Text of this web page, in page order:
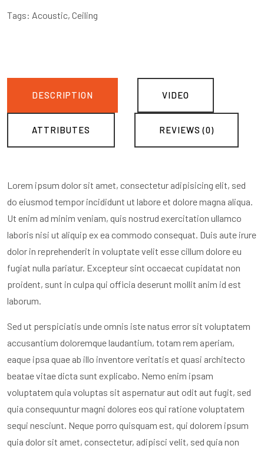
Tags: Acoustic, Ceiling
DESCRIPTION VIDEO
ATTRIBUTES REVIEWS (0)
Lorem ipsum dolor sit amet, consectetur adipisicing elit, sed
do eiusmod tempor incididunt ut labore et dolore magna aliqua.
Ut enim ad minim veniam, quis nostrud exercitation ullamco
laboris nisi ut aliquip ex ea commodo consequat. Duis aute irure
dolor in reprehenderit in voluptate velit esse cillum dolore eu
fugiat nulla pariatur. Excepteur sint occaecat cupidatat non
proident, sunt in culpa qui officia deserunt mollit anim id est
laborum.
Sed ut perspiciatis unde omnis iste natus error sit voluptatem
accusantium doloremque laudantium, totam rem aperiam,
eaque ipsa quae ab illo inventore veritatis et quasi architecto
beatae vitae dicta sunt explicabo. Nemo enim ipsam
voluptatem quia voluptas sit aspernatur aut odit aut fugit, sed
quia consequuntur magni dolores eos qui ratione voluptatem
sequi nesciunt. Neque porro quisquam est, qui dolorem ipsum
quia dolor sit amet, consectetur, adipisci velit, sed quia non